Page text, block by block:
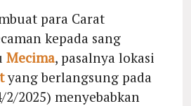
para Carat
kepada sang
Mecima, pasalnya lokasi
yang berlangsung pada
2025) menyebabkan